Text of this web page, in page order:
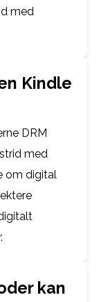
med
Kindle
DRM
med
om digital
kan